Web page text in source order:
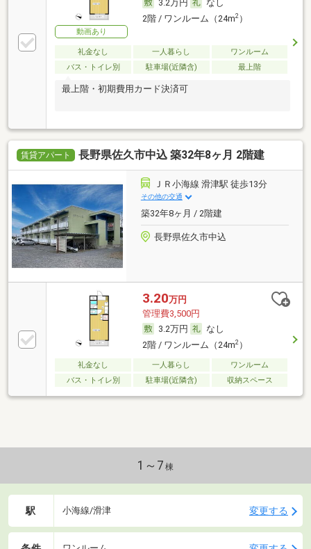
動画あり
3.2万円
なし
2階 / ワンルーム（24m2）
礼金なし 一人暮らし
ワンルーム
バス・トイレ別
駐車場(近隣含) 最上階
最上階・初期費用カード決済可
賃貸アパート 長野県佐久市中込 築32年8ヶ月 2階建
ＪＲ小海線 滑津駅 徒歩13分
その他の交通
築32年8ヶ月 / 2階建
長野県佐久市中込
3.20万円
管理費3,500円
3.2万円
なし
2階 / ワンルーム（24m2）
礼金なし 一人暮らし
ワンルーム
バス・トイレ別
駐車場(近隣含) 収納スペース
1～7 棟
駅 小海線/滑津 変更する